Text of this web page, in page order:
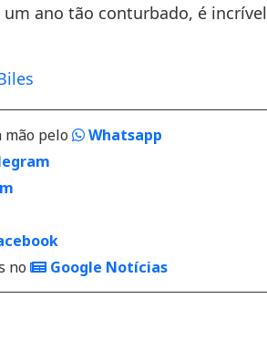
ano tão conturbado, é
mão pelo
Whatsapp
no
Google Notícias